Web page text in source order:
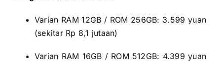
Varian RAM 12GB / ROM 256GB: 3.599 yuan
(sekitar Rp 8,1 jutaan)
Varian RAM 16GB / ROM 512GB: 4.399 yuan